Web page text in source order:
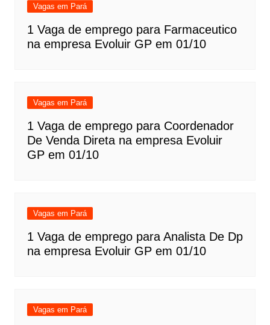
Vagas em Pará
1 Vaga de emprego para Farmaceutico
na empresa Evoluir GP em 01/10
Vagas em Pará
1 Vaga de emprego para Coordenador
De Venda Direta na empresa Evoluir
GP em 01/10
Vagas em Pará
1 Vaga de emprego para Analista De Dp
na empresa Evoluir GP em 01/10
Vagas em Pará